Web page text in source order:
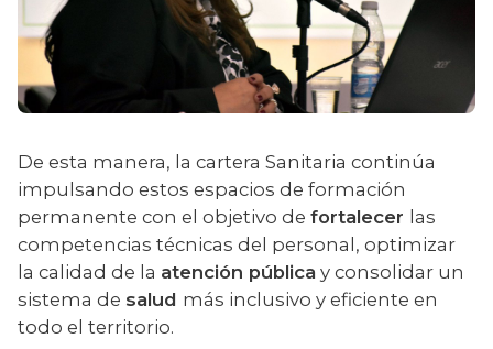
De esta manera, la cartera Sanitaria continúa
impulsando estos espacios de formación
permanente con el objetivo de fortalecer las
competencias técnicas del personal, optimizar
la calidad de la atención pública y consolidar un
sistema de salud más inclusivo y eficiente en
todo el territorio.